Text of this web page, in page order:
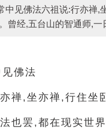
中见佛法六祖说:行亦
经,五台山的智通师,一日,
佛法
行亦禅,坐亦禅,行住坐
,佛法也罢,都在现实世